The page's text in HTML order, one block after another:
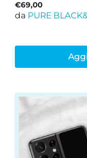
€69,00
da PURE
Questo
varianti.